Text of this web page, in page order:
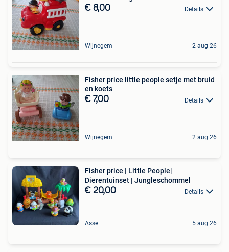
€ 8,00 Details
Wijnegem 2 aug 26
Fisher price little people setje met bruid
en koets
€ 7,00 Details
Wijnegem 2 aug 26
Fisher price | Little People|
Dierentuinset | Jungleschommel
€ 20,00 Details
Asse 5 aug 26